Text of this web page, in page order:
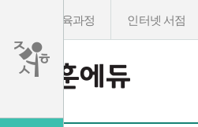
온라인교육과정 인터넷 서점